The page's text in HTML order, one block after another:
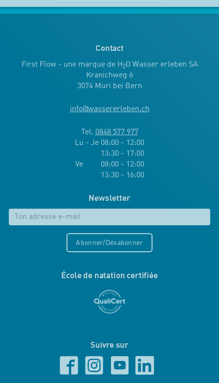
Contact
First Flow - une marque de H2O Wasser erleben SA
Kranichweg 6
3074 Muri bei Bern
info@wassererleben.ch
Tel. 0848 577 977
Lu - Je 08:00 - 12:00
13:30 - 17:00
Ve 08:00 - 12:00
13:30 - 16:00
Newsletter
Abonner/Désabonner
École de natation certifiée
Suivre sur